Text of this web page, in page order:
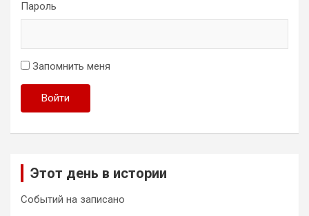
Пароль
Запомнить меня
Войти
Этот день в истории
Событий на записано